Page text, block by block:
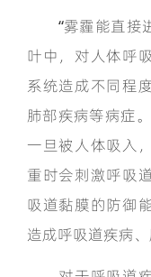
“雾霾能直接进
叶中，对人体呼
系统造成不同程
肺部疾病等病症
一旦被人体吸入
重时会刺激呼吸
吸道黏膜的防御
造成呼吸道疾病